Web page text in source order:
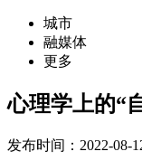
城市
融媒体
更多
心理学上的“
发布时间：2022-08-